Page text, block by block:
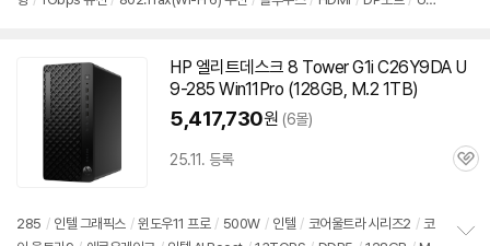
기
HP 엘리트데스크 8 Tower G1i C26Y9DA U
9-285 Win11Pro (128GB, M.2 1TB)
5,417,730원 (6몰)
25.11. 등록
관
285 / 인텔 그래픽스 / 윈도우11 프로 / 500W / 인텔 / 코어울트라 시리즈2 / 코